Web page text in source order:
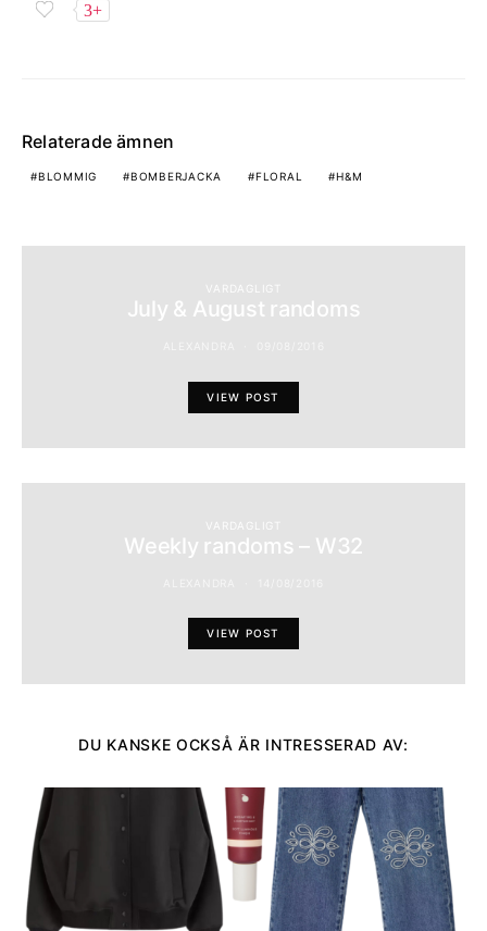
3+
Relaterade ämnen
BLOMMIG BOMBERJACKA FLORAL H&M
VARDAGLIGT
July & August randoms
VIEW POST
VARDAGLIGT
Weekly randoms – W32
VIEW POST
DU KANSKE OCKSÅ ÄR INTRESSERAD AV: